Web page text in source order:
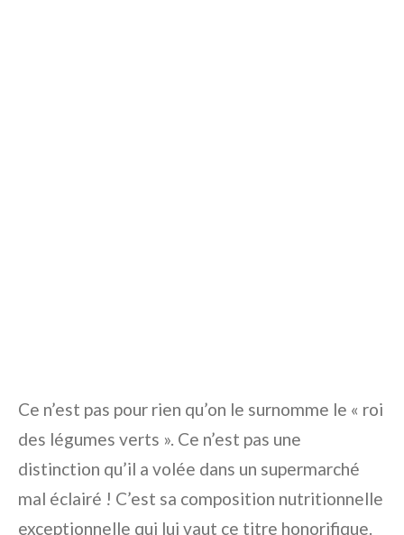
Ce n’est pas pour rien qu’on le surnomme le « roi
des légumes verts ». Ce n’est pas une
distinction qu’il a volée dans un supermarché
mal éclairé ! C’est sa composition nutritionnelle
exceptionnelle qui lui vaut ce titre honorifique.